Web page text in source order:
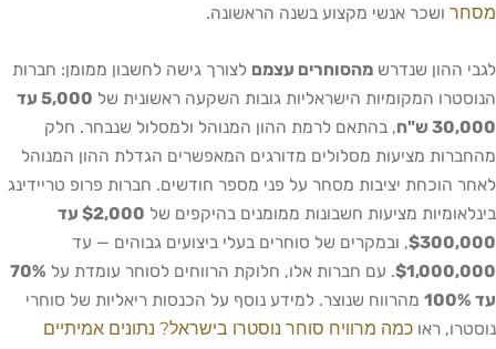
מסחר ושכר אנשי מקצוע בשנה הראשונה.
לגבי ההון שנדרש מהסוחרים עצמם לצורך גישה לחשבון ממומן: חברות
הנוסטרו המקומיות הישראליות גובות השקעה ראשונית של
5,000 עד
30,000 ש"ח
, בהתאם לרמת ההון המנוהל ולמסלול שנבחר. חלק
מהחברות מציעות מסלולים מדורגים המאפשרים הגדלת ההון המנוהל
לאחר הוכחת יציבות מסחר על פני מספר חודשים. חברות פרופ טריידינג
בינלאומיות מציעות חשבונות ממומנים בהיקפים של
$2,000 עד
$300,000, ובמקרים של סוחרים בעלי ביצועים גבוהים — עד
$1,000,000. עם חברות אלו, חלוקת הרווחים לסוחר עומדת על 70%
עד 100%
מהרווח שנוצר. למידע נוסף על הכנסות ריאליות של סוחרי
נוסטרו, ראו כמה מרוויח סוחר נוסטרו בישראל? נתונים אמיתיים